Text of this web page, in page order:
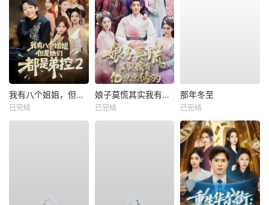
我有八个姐姐，但是他们都是弟控2
已完结
娘子莫慌其实我有亿点点修为
已完结
那年冬至
已完结